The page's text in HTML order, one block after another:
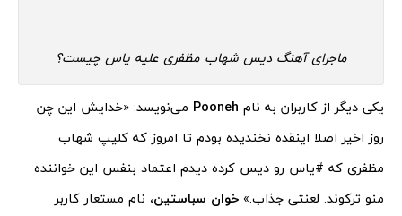
ماجرای آهنگ دیس شهاب مظفری علیه یاس چیست؟
یکی دیگر از کاربران به نام Pooneh می‌نویسد: «خدایش این چن
روز اخیر اصلا اینقده نخندیده بودم تا امروز که کلیپ شهاب
مظفری که #یاس رو دیس کرده دیدم اعتماد بنفس این خواننده
منو ترکوند. لعنتی جذاب.» خوان سباستین، نام مستعار کاربر